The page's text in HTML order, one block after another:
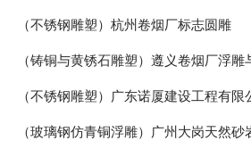
（不锈钢雕塑）杭州卷烟厂标志圆雕
（铸铜与黄锈石雕塑）遵义卷烟厂浮雕
（不锈钢雕塑）广东诺厦建设工程有限
（玻璃钢仿青铜浮雕）广州大岗天然砂